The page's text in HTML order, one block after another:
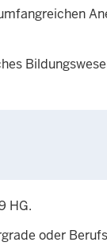
HG.
oder